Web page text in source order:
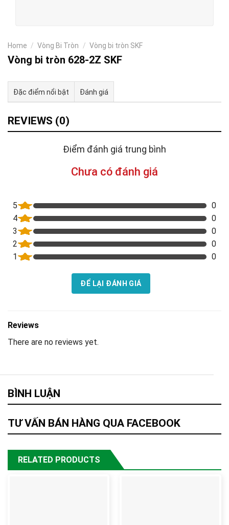
Home / Vòng Bi Tròn / Vòng bi tròn SKF
Vòng bi tròn 628-2Z SKF
Đặc điểm nổi bật Đánh giá
REVIEWS (0)
Điểm đánh giá trung bình
Chưa có đánh giá
5
0
4
0
3
0
2
0
1
0
ĐỂ LẠI ĐÁNH GIÁ
Reviews
There are no reviews yet.
BÌNH LUẬN
TƯ VẤN BÁN HÀNG QUA FACEBOOK
RELATED PRODUCTS